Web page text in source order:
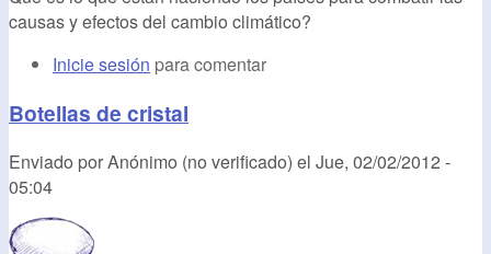
causas y efectos del cambio climático?
Inicie sesión para comentar
Botellas de cristal
Enviado porAnónimo (no verificado) el Jue, 02/02/2012 -
05:04